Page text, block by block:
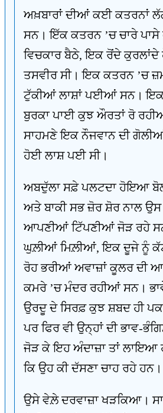
ਅਖ਼ਬਾਰਾਂ ਦੀਆਂ ਕਈ ਕਤਰਨਾਂ
ਸਨ। ਇੱਕ ਕਤਰਨ ’ਚ ਚਾਰੇ
ਵਿਚਕਾਰ ਬੈਠੇ, ਇਕ ਰੋਂਦੇ ਕੁਰਲਾਂਦੇ
ਤਸਵੀਰ ਸੀ। ਇਕ ਕਤਰਨ ’ਚ
ਟੁੱਕੀਆਂ ਲਾਸ਼ਾਂ ਪਈਆਂ ਸਨ। ਇਕ
ਬੁਰਕਾ ਪਾਈ ਕੁਝ ਔਰਤਾਂ ਰੋ
ਸਾਹਮਣੇ ਇਕ ਨੌਜਵਾਨ ਦੀ
ਹੋਈ ਲਾਸ਼ ਪਈ ਸੀ।
ਅਬਦੁੱਲਾ ਸਫ਼ੇ ਪਲਟਦਾ ਹੋਇਆ ਬੋਲੀ
ਅਤੇ ਬਾਕੀ ਸਭ ਜ਼ੋਰ ਸ਼ੋਰ ਨਾਲ ਉਸ
ਆਪਣੀਆਂ ਟਿੱਪਣੀਆਂ ਜੋੜ ਰਹੇ
ਘੁਲ਼ੀਆਂ ਮਿਲ਼ੀਆਂ, ਇਕ ਦੂਜੇ ਨੂੰ
ਰੋਹ ਭਰੀਆਂ ਅਵਾਜ਼ਾਂ ਕੂਲਰ ਦੀ
ਕਮਰੇ ’ਚ ਮੰਦਰ ਰਹੀਆਂ ਸਨ।
ਉਰਦੂ ਦੇ ਸਿਰਫ਼ ਕੁਝ ਸ਼ਬਦ ਹੀ
ਪਰ ਫਿਰ ਵੀ ਉਨ੍ਹਾਂ ਦੀ ਭਾਵ-
ਜੋੜ ਕੇ ਇਹ ਅੰਦਾਜ਼ਾ ਤਾਂ ਲਾਇਆ
ਕਿ ਉਹ ਕੀ ਦੱਸਣਾ ਚਾਹ ਰਹੇ ਹਨ।
ਉਸੇ ਵੇਲ਼ੇ ਦਰਵਾਜ਼ਾ ਖੜਕਿਆ।